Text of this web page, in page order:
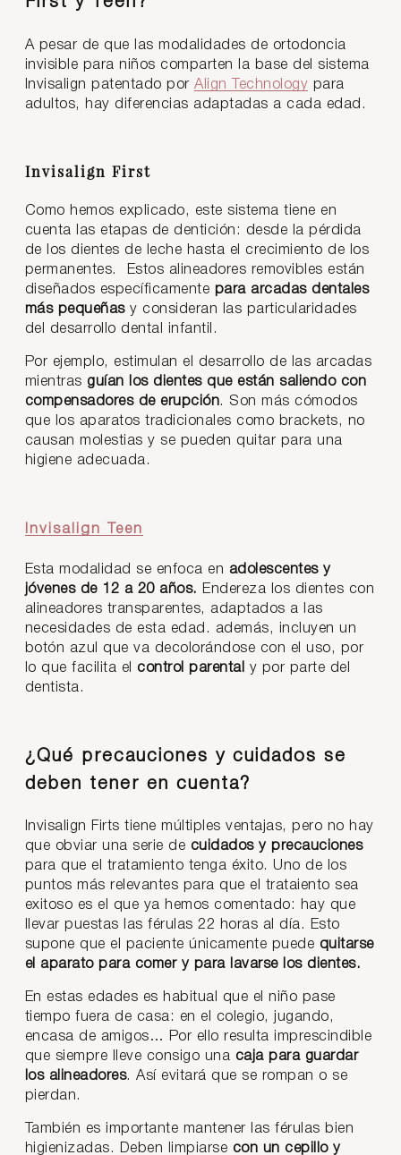
A pesar de que las modalidades de ortodoncia
invisible para niños comparten la base del sistema
Invisalign patentado porAlign Technology para
adultos, hay diferencias adaptadas a cada edad.
Invisalign First
Como hemos explicado, este sistema tiene en
cuenta las etapas de dentición: desde la pérdida
de los dientes de leche hasta el crecimiento de los
permanentes. Estos alineadores removibles están
diseñados específicamente para arcadas dentales
más pequeñasy consideran las particularidades
del desarrollo dental infantil.
Por ejemplo, estimulan el desarrollo de las arcadas
mientras guían los dientes que están saliendo con
compensadores de erupción. Son más cómodos
que los aparatos tradicionales como brackets, no
causan molestias y se pueden quitar para una
higiene adecuada.
Invisalign Teen
Esta modalidad se enfoca en adolescentes y
jóvenes de 12 a 20 años. Endereza los dientes con
alineadores transparentes, adaptados a las
necesidades de esta edad. además, incluyen un
botón azul que va decolorándose con el uso, por
lo que facilita el control parental y por parte del
dentista.
¿Qué precauciones y cuidados se
deben tener en cuenta?
Invisalign Firts tiene múltiples ventajas, pero no hay
que obviar una serie de cuidados y precauciones
para que el tratamiento tenga éxito. Uno de los
puntos más relevantes para que el trataiento sea
exitoso es el que ya hemos comentado: hay que
llevar puestas las férulas 22 horas al día. Esto
supone que el paciente únicamente puede quitarse
el aparato para comer y para lavarse los dientes.
En estas edades es habitual que el niño pase
tiempo fuera de casa: en el colegio, jugando,
encasa de amigos… Por ello resulta imprescindible
que siempre lleve consigo una caja para guardar
los alineadores. Así evitará que se rompan o se
pierdan.
También es importante mantener las férulas bien
higienizadas. Deben limpiarse con un cepillo y